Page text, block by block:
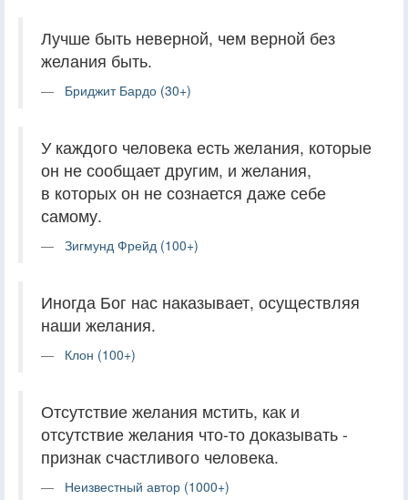
Лучше быть неверной, чем верной без
желания быть.
Бриджит Бардо (30+)
У каждого человека есть желания, которые
он не сообщает другим, и желания,
в которых он не сознается даже себе
самому.
Зигмунд Фрейд (100+)
Иногда Бог нас наказывает, осуществляя
наши желания.
Клон (100+)
Отсутствие желания мстить, как и
отсутствие желания что-то доказывать -
признак счастливого человека.
Неизвестный автор (1000+)